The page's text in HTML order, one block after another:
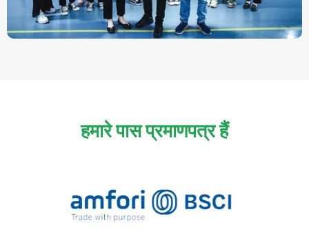
हमारे पास प्रमाणपत्र हैं